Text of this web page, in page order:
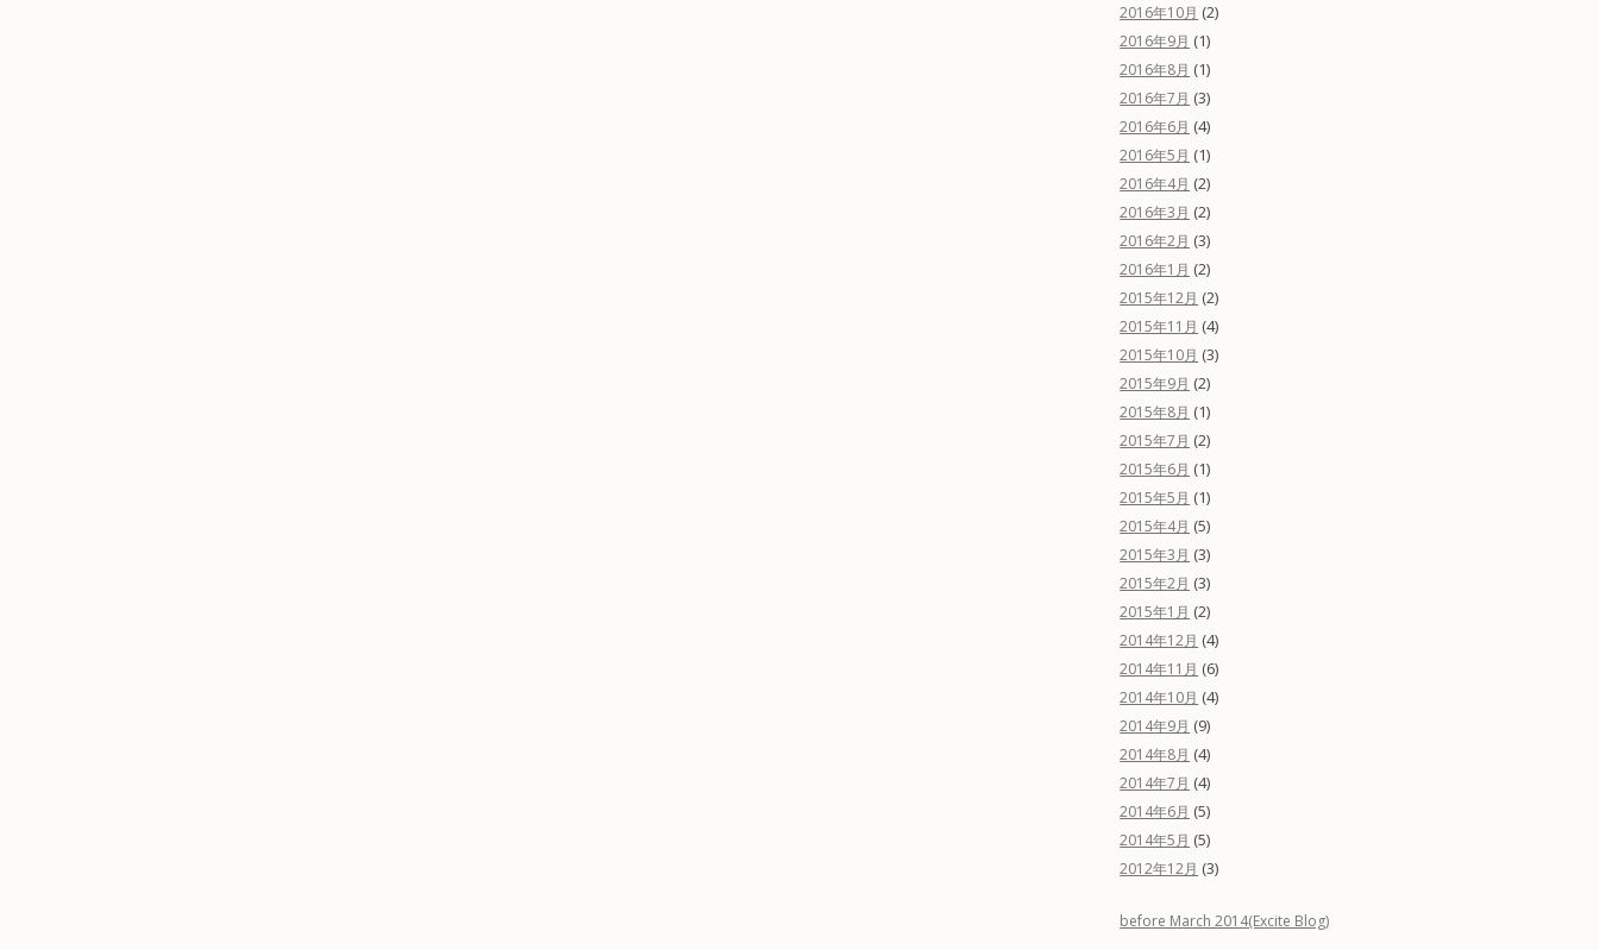
2016年10月 (2)
2016年9月 (1)
2016年8月 (1)
2016年7月 (3)
2016年6月 (4)
2016年5月 (1)
2016年4月 (2)
2016年3月 (2)
2016年2月 (3)
2016年1月 (2)
2015年12月 (2)
2015年11月 (4)
2015年10月 (3)
2015年9月 (2)
2015年8月 (1)
2015年7月 (2)
2015年6月 (1)
2015年5月 (1)
2015年4月 (5)
2015年3月 (3)
2015年2月 (3)
2015年1月 (2)
2014年12月 (4)
2014年11月 (6)
2014年10月 (4)
2014年9月 (9)
2014年8月 (4)
2014年7月 (4)
2014年6月 (5)
2014年5月 (5)
2012年12月 (3)
before March 2014(Excite Blog)